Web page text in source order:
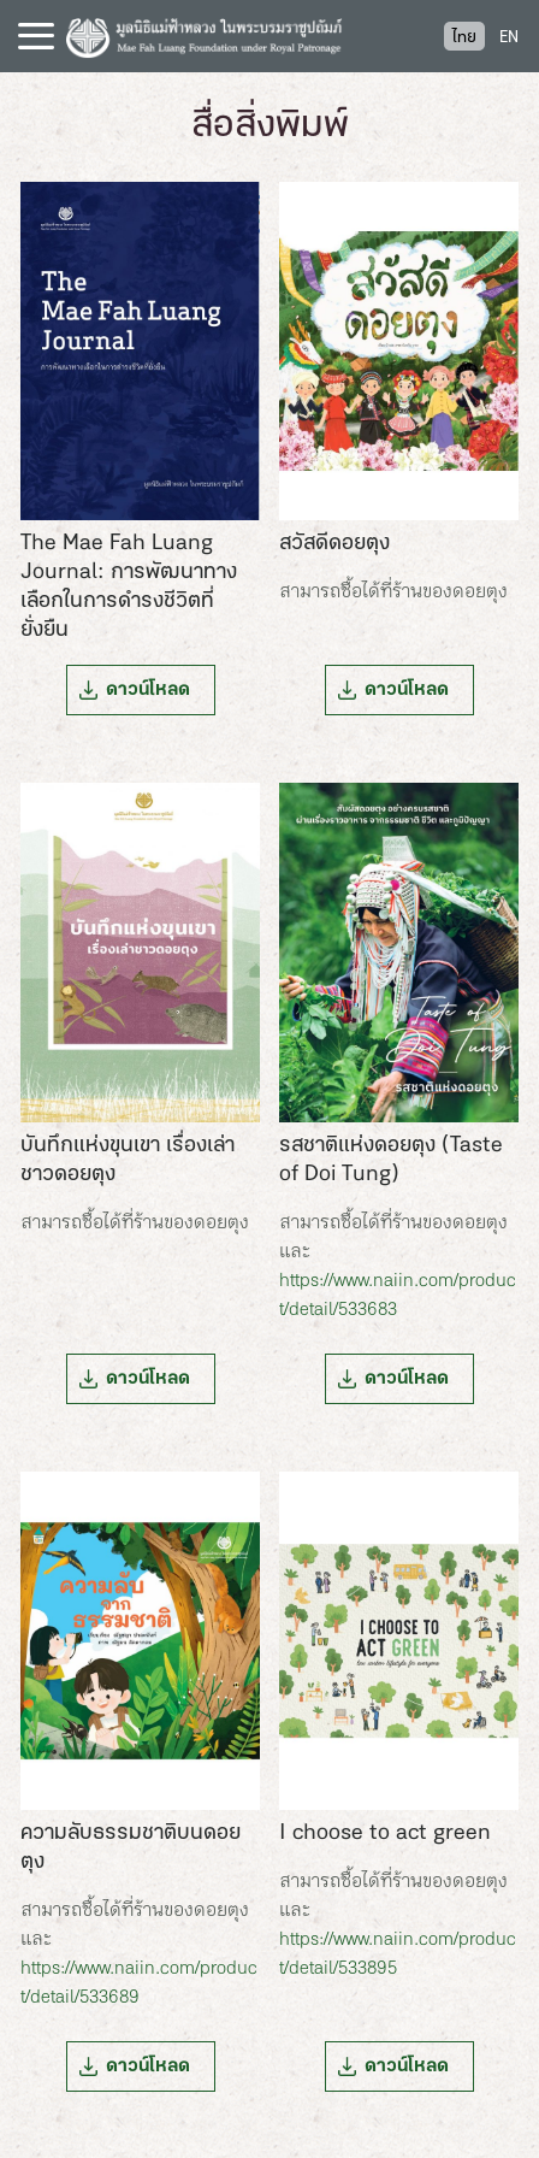
i
ไทย EN
สื่อสิ่งพิมพ์
The Mae Fah Luang
Journal: การพัฒนาทาง
เลือกในการดำรงชีวิตที่
ยั่งยืน
ดาวน์โหลด
สวัสดีดอยตุง
สามารถซื้อได้ที่ร้านของดอยตุง
ดาวน์โหลด
บันทึกแห่งขุนเขา เรื่องเล่า
ชาวดอยตุง
สามารถซื้อได้ที่ร้านของดอยตุง
ดาวน์โหลด
รสชาติแห่งดอยตุง (Taste
of Doi Tung)
สามารถซื้อได้ที่ร้านของดอยตุง
และ
https://www.naiin.com/produc
t/detail/533683
ดาวน์โหลด
ความลับธรรมชาติบนดอย
ตุง
สามารถซื้อได้ที่ร้านของดอยตุง
และ
https://www.naiin.com/produc
t/detail/533689
ดาวน์โหลด
I choose to act green
สามารถซื้อได้ที่ร้านของดอยตุง
และ
https://www.naiin.com/produc
t/detail/533895
ดาวน์โหลด